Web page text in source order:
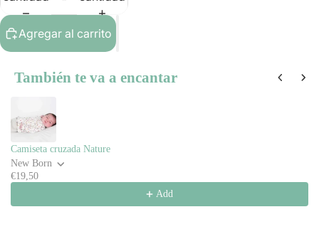
Agregar al carrito
También te va a encantar
Camiseta cruzada Nature
New Born
€19,50
Add